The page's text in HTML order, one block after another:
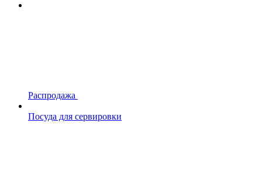
Распродажа
Посуда для сервировки